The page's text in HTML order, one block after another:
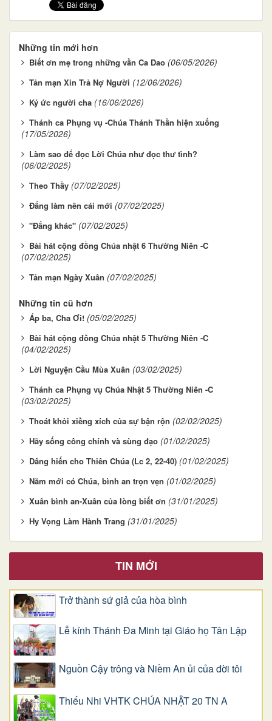
Những tin mới hơn
Biết ơn mẹ trong những vần Ca Dao (06/05/2026)
Tản mạn Xin Trả Nợ Người (12/06/2026)
Ký ức người cha (16/06/2026)
Thánh ca Phụng vụ -Chúa Thánh Thần hiện xuống
(17/05/2026)
Làm sao để đọc Lời Chúa như đọc thư tình?
(06/02/2025)
Theo Thầy (07/02/2025)
Đấng làm nên cái mới (07/02/2025)
"Đấng khác" (07/02/2025)
Bài hát cộng đồng Chúa nhật 6 Thường Niên -C
(07/02/2025)
Tản mạn Ngày Xuân (07/02/2025)
Những tin cũ hơn
Áp ba, Cha Ơi! (05/02/2025)
Bài hát cộng đồng Chúa nhật 5 Thường Niên -C
(04/02/2025)
Lời Nguyện Cầu Mùa Xuân (03/02/2025)
Thánh ca Phụng vụ Chúa Nhật 5 Thường Niên -C
(03/02/2025)
Thoát khỏi xiềng xích của sự bận rộn (02/02/2025)
Hãy sống công chính và sùng đạo (01/02/2025)
Dâng hiến cho Thiên Chúa (Lc 2, 22-40) (01/02/2025)
Năm mới có Chúa, bình an trọn vẹn (01/02/2025)
Xuân bình an-Xuân của lòng biết ơn (31/01/2025)
Hy Vọng Làm Hành Trang (31/01/2025)
TIN MỚI
Trở thành sứ giả của hòa bình
Lễ kính Thánh Đa Minh tại Giáo họ Tân Lập
Nguồn Cậy trông và Niềm An ủi của đời tôi
Thiếu Nhi VHTK CHÚA NHẬT 20 TN A